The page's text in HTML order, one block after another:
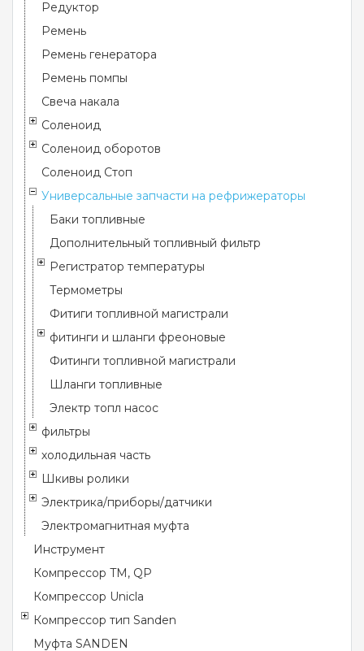
Редуктор
Ремень
Ремень генератора
Ремень помпы
Свеча накала
Соленоид
Соленоид оборотов
Соленоид Стоп
Универсальные запчасти на рефрижераторы
Баки топливные
Дополнительный топливный фильтр
Регистратор температуры
Термометры
Фитиги топливной магистрали
фитинги и шланги фреоновые
Фитинги топливной магистрали
Шланги топливные
Электр топл насос
фильтры
холодильная часть
Шкивы ролики
Электрика/приборы/датчики
Электромагнитная муфта
Инструмент
Компрессор TM, QP
Компрессор Unicla
Компрессор тип Sanden
Муфта SANDEN